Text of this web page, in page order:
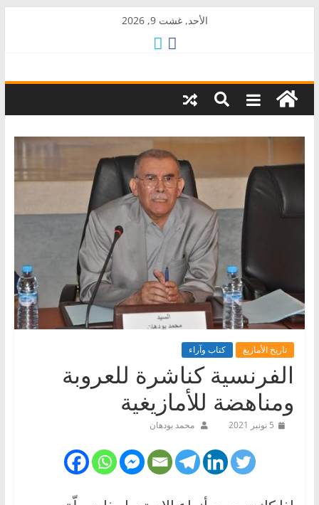
الأحد, غشت 9, 2026
AkalPress
منبر
المغرب
تاريخ الأمازيغ كتاب وآراء
الفرنسية كناشرة للعروبة
ومناهضة للأمازيغية
5 نونبر 2021 محمد بودهان